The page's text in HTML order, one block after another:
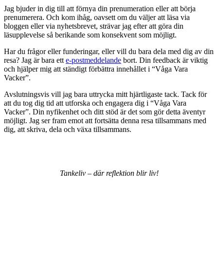
Jag bjuder in dig till att förnya din prenumeration eller att börja
prenumerera. Och kom ihåg, oavsett om du väljer att läsa via
bloggen eller via nyhetsbrevet, strävar jag efter att göra din
läsupplevelse så berikande som konsekvent som möjligt.
Har du frågor eller funderingar, eller vill du bara dela med dig av din
resa? Jag är bara ett e-postmeddelande bort. Din feedback är viktig
och hjälper mig att ständigt förbättra innehållet i “Våga Vara
Vacker”.
Avslutningsvis vill jag bara uttrycka mitt hjärtligaste tack. Tack för
att du tog dig tid att utforska och engagera dig i “Våga Vara
Vacker”. Din nyfikenhet och ditt stöd är det som gör detta äventyr
möjligt. Jag ser fram emot att fortsätta denna resa tillsammans med
dig, att skriva, dela och växa tillsammans.
Tankeliv – där reflektion blir liv!